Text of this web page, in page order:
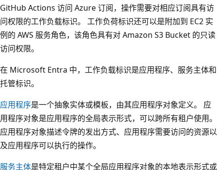
GitHub Actions 访问 Azure 订阅，操作需要对相应订阅具有访
问权限的工作负载标识。 工作负荷标识还可以是附加到 EC2 实
例的 AWS 服务角色，该角色具有对 Amazon S3 Bucket 的只读
访问权限。
在 Microsoft Entra 中，工作负载标识是应用程序、服务主体和
托管标识。
应用程序是一个抽象实体或模板，由其应用程序对象定义。 应
用程序对象是应用程序的全局表示形式，可以跨所有租户使用。
应用程序对象描述令牌的发出方式、应用程序需要访问的资源以
及应用程序可以执行的操作。
服务主体是特定租户中某个全局应用程序对象的本地表示形式或